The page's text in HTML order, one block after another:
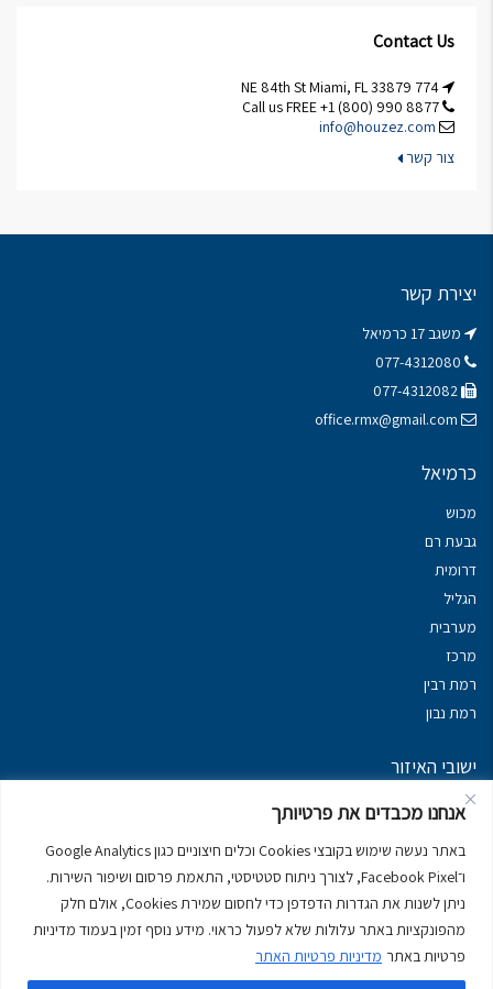
אנחנו מכבדים את פרטיותך
באתר נעשה שימוש בקובצי Cookies וכלים חיצוניים כגון Google Analytics
ו־Facebook Pixel, לצורך ניתוח סטטיסטי, התאמת פרסום ושיפור השירות.
ניתן לשנות את הגדרות הדפדפן כדי לחסום שמירת Cookies, אולם חלק
מהפונקציות באתר עלולות שלא לפעול כראוי. מידע נוסף זמין בעמוד מדיניות
פרטיות באתר מדיניות פרטיות האתר
Contact Us
info@houzez.com
צור קשר
יצירת קשר
משגב 17 כרמיאל
office.rmx@gmail.com
כרמיאל
מכוש
גבעת רם
דרומית
הגליל
מערבית
מרכז
רמת רבין
רמת נבון
ישובי האיזור
נכסים במשגב
מרום הגליל